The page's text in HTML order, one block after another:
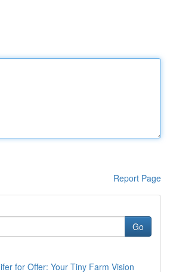
Report Page
Go
for Offer: Your Tiny Farm Vision